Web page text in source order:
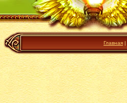
Главная |